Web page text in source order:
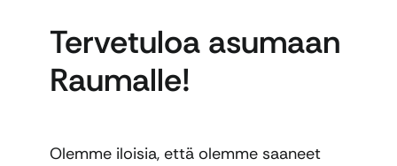
Tervetuloa asumaan
Raumalle!
Olemme iloisia, että olemme saaneet